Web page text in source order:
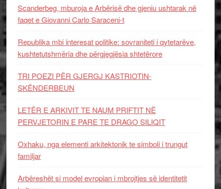
Scanderbeg, mburoja e Arbërisë dhe gjeniu ushtarak në
faqet e Giovanni Carlo Saraceni-t
Republika mbi interesat politike: sovraniteti i qytetarëve,
kushtetutshmëria dhe përgjegjësia shtetërore
TRI POEZI PËR GJERGJ KASTRIOTIN-
SKËNDERBEUN
LETËR E ARKIVIT TE NAUM PRIFTIT NË
PERVJETORIN E PARE TE DRAGO SILIQIT
Oxhaku, nga elementi arkitektonik te simboli i trungut
familjar
Arbëreshët si model evropian i mbrojtjes së identitetit